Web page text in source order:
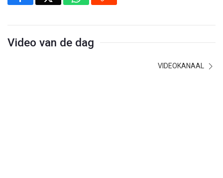
Video van de dag
VIDEOKANAAL